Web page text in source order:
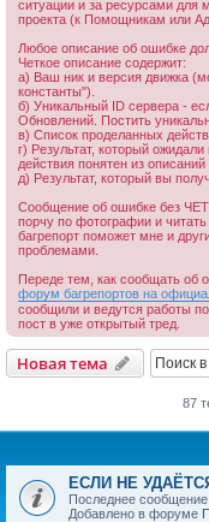
ситуации и за ресурсами для
проекта (к Помощникам или
Любое описание об ошибке
Четкое описание содержит:
а) Ваш ник и версия движка
константы").
б) Уникальный ID сервера -
Обновлений. Постить
в) Список проделанных
г) Результат, который
действия понятен из
д) Результат, который вы
Сообщение об ошибке без
порчу по фотографии и
багрепорт поможет мне и
проблемами.
Переде тем, как сообщать об
форум багрепортов на
сообщили и ведутся работы
пост в уже открытый тред.
Новая тема
87
ЕСЛИ НЕ
Последнее сообщение
Добавлено в форуме